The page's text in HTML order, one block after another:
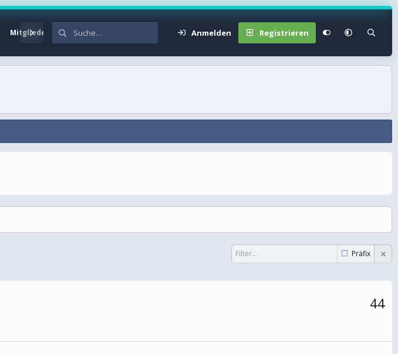
Mitglieder Anmelden Registrieren
Präfix
44